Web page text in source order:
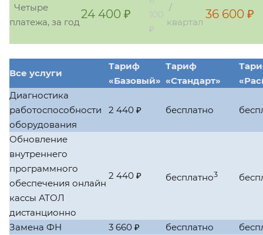
Четыре
платежа, за год
24 400 ₽
100
₽
/
квартал
36 600 ₽
Все услуги
Тариф
«Базовый»
Тариф
«Стандарт»
Диагностика
работоспособности
оборудования
2 440 ₽ бесплатно
Обновление
внутреннего
программного
обеспечения онлайн
кассы АТОЛ
дистанционно
2 440 ₽ бесплатно3
Замена ФН 3 660 ₽ бесплатно